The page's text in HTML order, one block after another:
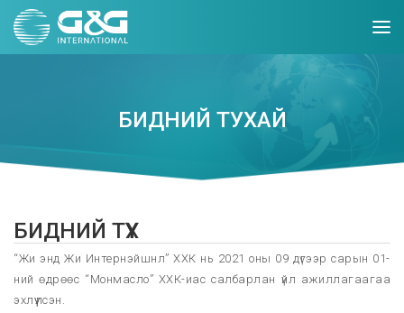
БИДНИЙ ТУХАЙ
БИДНИЙ ТҮҮХ
“Жи энд Жи Интернэйшнл” ХХК нь 2021 оны 09 дүгээр сарын 01-
ний өдрөөс “Монмасло” ХХК-иас салбарлан үйл ажиллагаагаа
эхлүүлсэн.